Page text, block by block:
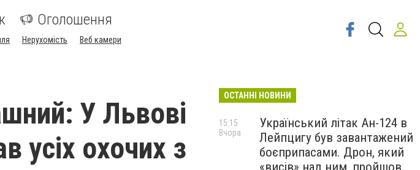
Оголошення
Нерухомість Веб камери
У Львові
усіх охочих з
ОСТАННІ НОВИНИ
Український літак Ан-124 в
Лейпцигу був завантажений
боєприпасами. Дрон, який
«висів» над ним, пройшов
15:15
Вчора